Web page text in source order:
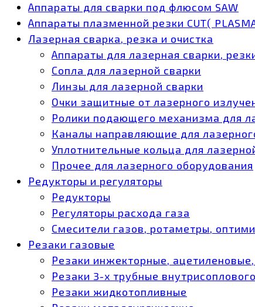
Аппараты для сварки под флюсом SAW
Аппараты плазменной резки CUT(
Лазерная сварка, резка и очистка
Аппараты для лазерная сварки,
Сопла для лазерной сварки
Линзы для лазерной сварки
Очки защитные от лазерного
Ролики подающего механизма для
Каналы направляющие для
Уплотнительные кольца для
Прочее для лазерного оборудования
Редукторы и регуляторы
Редукторы
Регуляторы расхода газа
Смесители газов, ротаметры,
Резаки газовые
Резаки инжекторные,
Резаки 3-х трубные
Резаки жидкотопливные